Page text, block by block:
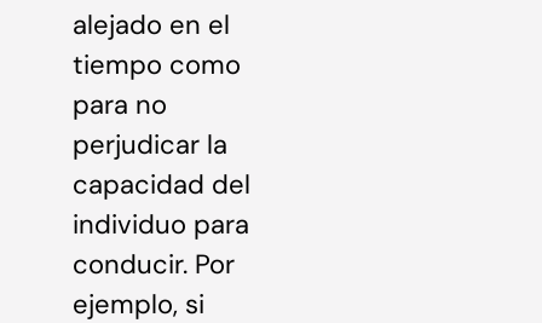
alejado en el
tiempo como
para no
perjudicar la
capacidad del
individuo para
conducir. Por
ejemplo, si